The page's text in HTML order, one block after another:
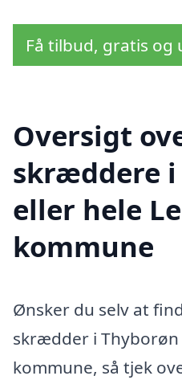
Få tilbud, gratis
Oversigt
skræddere i
eller hele
kommune
Ønsker du selv at
skrædder i Thyborøn
kommune, så tjek